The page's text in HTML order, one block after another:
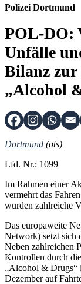
Polizei Dortmund
POL-DO:
Unfälle
Bilanz zur
„Alcohol
Dortmund (ots)
Lfd. Nr.: 1099
Im Rahmen einer
vermehrt das
wurden zahlreiche
Das europaweite
Network) setzt sich
Neben zahlreichen
Kontrollen durch
„Alcohol & Drugs“
Dezember auf